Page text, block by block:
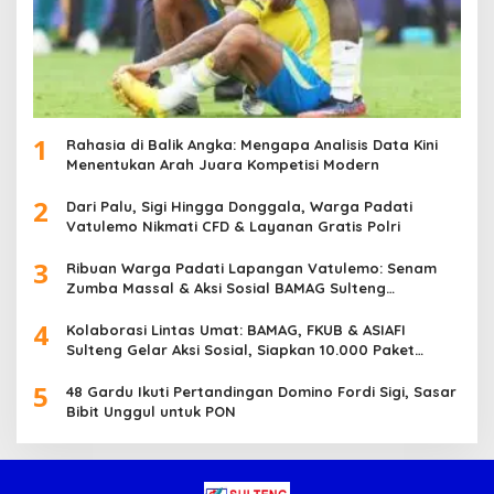
1
Rahasia di Balik Angka: Mengapa Analisis Data Kini
Menentukan Arah Juara Kompetisi Modern
2
Dari Palu, Sigi Hingga Donggala, Warga Padati
Vatulemo Nikmati CFD & Layanan Gratis Polri
3
Ribuan Warga Padati Lapangan Vatulemo: Senam
Zumba Massal & Aksi Sosial BAMAG Sulteng
4
Kolaborasi Lintas Umat: BAMAG, FKUB & ASIAFI
Sulteng Gelar Aksi Sosial, Siapkan 10.000 Paket
5
48 Gardu Ikuti Pertandingan Domino Fordi Sigi, Sasar
Bibit Unggul untuk PON